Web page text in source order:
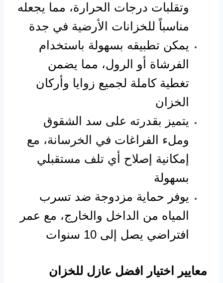
وتقلبات درجات الحرارة، مما يجعله
مناسباً للخزانات الأرضية في جدة
يمكن تطبيقه بسهولة باستخدام
الفرشاة أو الرول، مما يضمن
تغطية كاملة لجميع زوايا وأركان
الخزان
يتميز بقدرته على سد الشقوق
وملء الفراغات في الخرسانة، مع
إمكانية إصلاح أي تلف مستقبلي
بسهولة
يوفر حماية مزدوجة ضد تسرب
المياه من الداخل والخارج، مع عمر
افتراضي يصل إلى 10 سنوات
معايير اختيار افضل عازل للخزان